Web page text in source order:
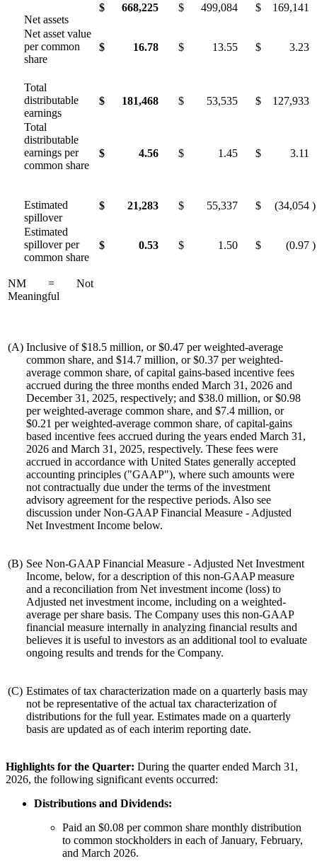
Net assets
$ 668,225 $ 499,084 $ 169,141
Net asset value
per common
share
$ 16.78 $ 13.55 $ 3.23
Total
distributable
earnings
$ 181,468 $ 53,535 $ 127,933
Total
distributable
earnings per
common share
$ 4.56 $ 1.45 $ 3.11
Estimated
spillover
$ 21,283 $ 55,337 $ (34,054 )
Estimated
spillover per
common share
$ 0.53 $ 1.50 $ (0.97 )
NM = Not
Meaningful
(A) Inclusive of $18.5 million, or $0.47 per weighted-average
common share, and $14.7 million, or $0.37 per weighted-
average common share, of capital gains-based incentive fees
accrued during the three months ended March 31, 2026 and
December 31, 2025, respectively; and $38.0 million, or $0.98
per weighted-average common share, and $7.4 million, or
$0.21 per weighted-average common share, of capital-gains
based incentive fees accrued during the years ended March 31,
2026 and March 31, 2025, respectively. These fees were
accrued in accordance with United States generally accepted
accounting principles ("GAAP"), where such amounts were
not contractually due under the terms of the investment
advisory agreement for the respective periods. Also see
discussion under Non-GAAP Financial Measure - Adjusted
Net Investment Income below.
(B) See Non-GAAP Financial Measure - Adjusted Net Investment
Income, below, for a description of this non-GAAP measure
and a reconciliation from Net investment income (loss) to
Adjusted net investment income, including on a weighted-
average per share basis. The Company uses this non-GAAP
financial measure internally in analyzing financial results and
believes it is useful to investors as an additional tool to evaluate
ongoing results and trends for the Company.
(C) Estimates of tax characterization made on a quarterly basis may
not be representative of the actual tax characterization of
distributions for the full year. Estimates made on a quarterly
basis are updated as of each interim reporting date.
Highlights for the Quarter: During the quarter ended March 31,
2026, the following significant events occurred:
Distributions and Dividends:
Paid an $0.08 per common share monthly distribution
to common stockholders in each of January, February,
and March 2026.